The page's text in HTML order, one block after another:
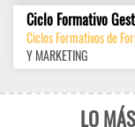
Ciclo Formativo
Ciclos Formativos de
Y MARKETING
LO